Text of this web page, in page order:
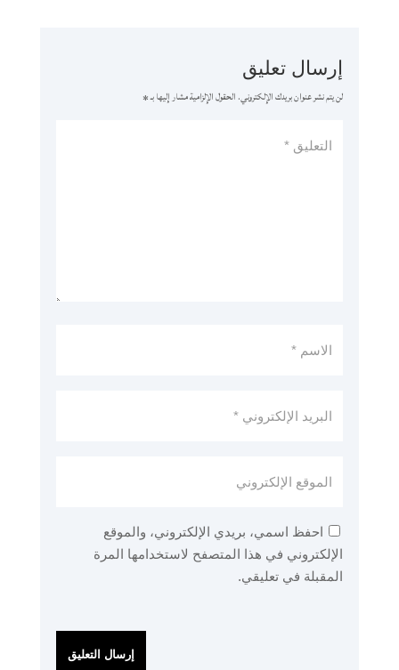
إرسال تعليق
لن يتم نشر عنوان بريدك الإلكتروني. الحقول الإلزامية مشار إليها بـ*
احفظ اسمي، بريدي الإلكتروني، والموقع
الإلكتروني في هذا المتصفح لاستخدامها المرة
المقبلة في تعليقي.
إرسال التعليق